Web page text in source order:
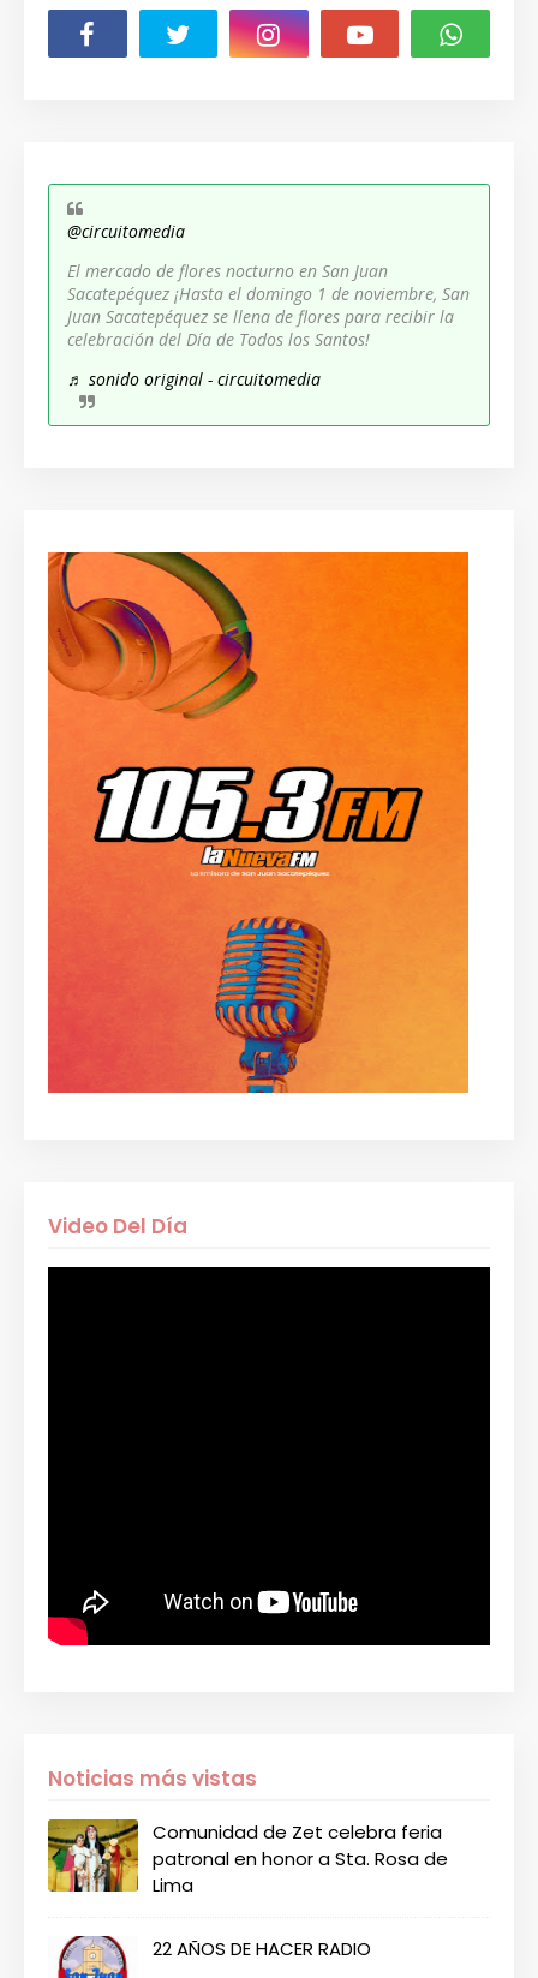
@circuitomedia
El mercado de flores nocturno en San Juan
Sacatepéquez ¡Hasta el domingo 1 de noviembre, San
Juan Sacatepéquez se llena de flores para recibir la
celebración del Día de Todos los Santos!
♬ sonido original - circuitomedia
Video Del Día
Noticias más vistas
Comunidad de Zet celebra feria
patronal en honor a Sta. Rosa de
Lima
22 AÑOS DE HACER RADIO